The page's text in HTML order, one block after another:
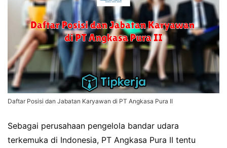
Daftar Posisi dan Jabatan Karyawan di PT Angkasa Pura II
Sebagai perusahaan pengelola bandar udara
terkemuka di Indonesia, PT Angkasa Pura II tentu